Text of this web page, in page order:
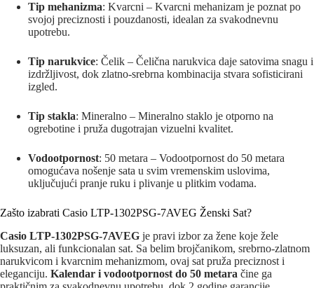
Tip mehanizma: Kvarcni – Kvarcni mehanizam je poznat po
svojoj preciznosti i pouzdanosti, idealan za svakodnevnu
upotrebu.
Tip narukvice: Čelik – Čelična narukvica daje satovima snagu i
izdržljivost, dok zlatno-srebrna kombinacija stvara sofisticirani
izgled.
Tip stakla: Mineralno – Mineralno staklo je otporno na
ogrebotine i pruža dugotrajan vizuelni kvalitet.
Vodootpornost: 50 metara – Vodootpornost do 50 metara
omogućava nošenje sata u svim vremenskim uslovima,
uključujući pranje ruku i plivanje u plitkim vodama.
Zašto izabrati Casio LTP-1302PSG-7AVEG Ženski Sat?
Casio LTP-1302PSG-7AVEG je pravi izbor za žene koje žele
luksuzan, ali funkcionalan sat. Sa belim brojčanikom, srebrno-zlatnom
narukvicom i kvarcnim mehanizmom, ovaj sat pruža preciznost i
eleganciju. Kalendar i vodootpornost do 50 metara čine ga